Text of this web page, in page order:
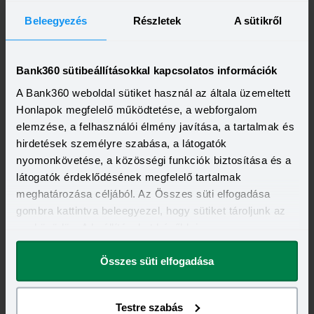
Beleegyezés Részletek A sütikről
Bank360 sütibeállításokkal kapcsolatos információk
A Bank360 weboldal sütiket használ az általa üzemeltett
Honlapok megfelelő működtetése, a webforgalom
elemzése, a felhasználói élmény javítása, a tartalmak és
hirdetések személyre szabása, a látogatók
nyomonkövetése, a közösségi funkciók biztosítása és a
látogatók érdeklődésének megfelelő tartalmak
meghatározása céljából. Az Összes süti elfogadása
gombra kattintva beleegyezel, hogy sütiket tároljunk az
megváltoztathatod.
Összes süti elfogadása
Testre szabás
A legfrissebb újdonságok -
egyenesen a postaládádba!
Elolvastam és elfogadom a Bank360
Csoport Adatkezelési szabályzatát
és